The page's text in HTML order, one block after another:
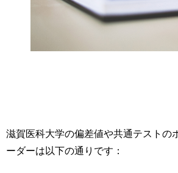
滋賀医科大学の偏差値や共通テストの
ーダーは以下の通りです：